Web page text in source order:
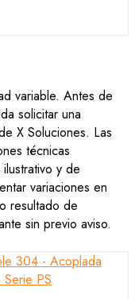
variable. Antes de
solicitar una
X Soluciones. Las
técnicas
y de
variaciones en
resultado de
sin previo aviso.